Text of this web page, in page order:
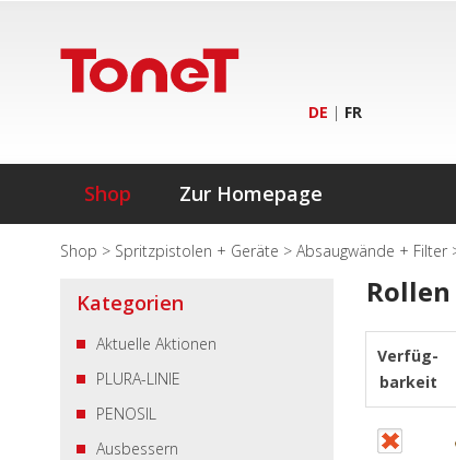
DE | FR
Shop Zur Homepage
Shop > Spritzpistolen + Geräte > Absaugwände + Filter
Verfüg-
barkeit
Kategorien
Aktuelle Aktionen
PLURA-LINIE
PENOSIL
Ausbessern